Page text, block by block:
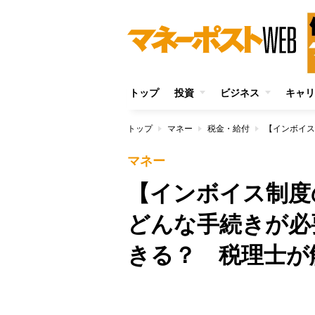
トップ 投資 ビジネス キャ
トップ マネー 税金・給付
マネー
【インボイス制
どんな手続きが
きる？ 税理士が